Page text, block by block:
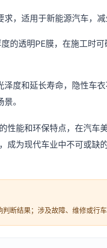
，适用于新能源汽车，减
的透明PE膜，在施工时
泽度和延长寿命，隐性车
。
性能和环保特点，在汽车
成为现代车业中不可或缺的
断结果；涉及故障、维修或行